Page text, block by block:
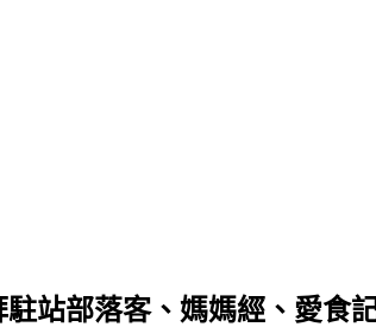
站部落客、媽媽經、愛食